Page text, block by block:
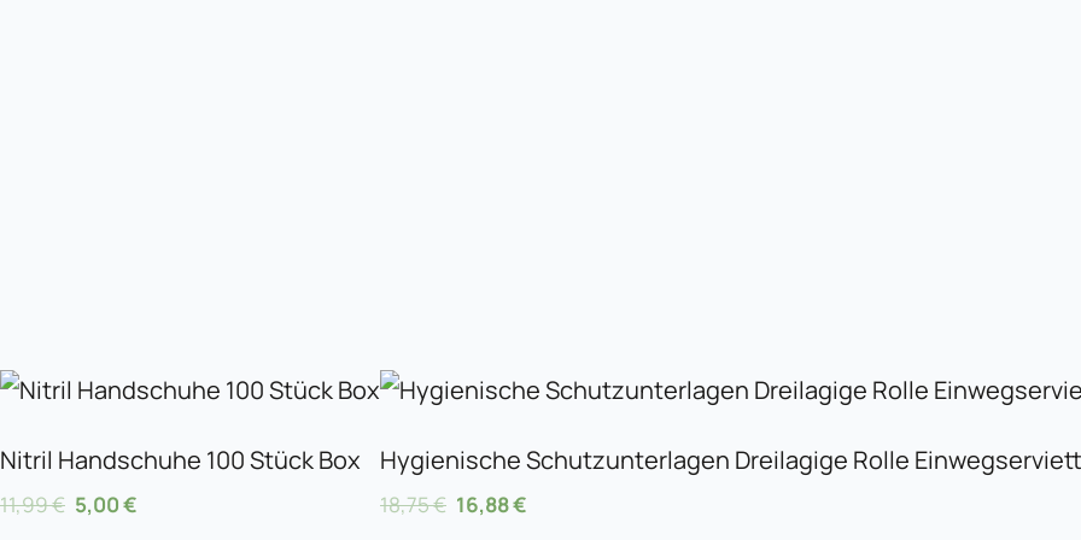
Nitril Handschuhe 100 Stück Box
11,99€
Ursprünglicher
Preis
11,99 €
5,00€
Aktueller
Preis
5,00 €.
Hygienische Schutzunterlagen Dreilagige Rolle
18,75€
Ursprünglicher
Preis
18,75 €
16,88€
Aktueller
Preis
16,88 €.